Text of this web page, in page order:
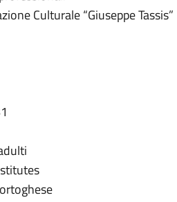
Culturale “Giuseppe Tassis”